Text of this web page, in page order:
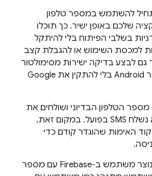
להשתמש במספר טלפון
שלכם באופן ישיר. כך תוכלו
בשלבי הפיתוח בלי להיתקל
למכסת השימוש או להגבלת קצב
לבצע בדיקה ישירות מסימולטור
iOS או מאמולטור Android בלי להתקין את Google
הטלפון הבדיוני ושולחים את
קוד האימות, לא נשלח SMS בפועל. במקום זאת,
האימות שהוגדר קודם כדי
בסיום הכניסה, נוצר משתמש ב-Firebase עם מספר